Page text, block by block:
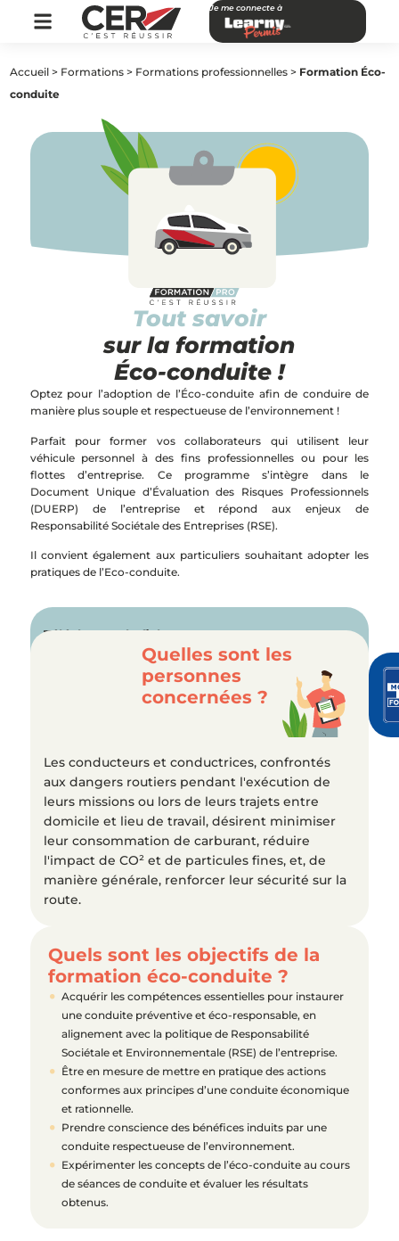
Je me connecte à
Accueil > Formations > Formations professionnelles > Formation Éco-
conduite
Tout savoir
sur la formation
Éco-conduite !
Optez pour l’adoption de l’Éco-conduite afin de conduire de
manière plus souple et respectueuse de l’environnement !
Parfait pour former vos collaborateurs qui utilisent leur
véhicule personnel à des fins professionnelles ou pour les
flottes d’entreprise. Ce programme s’intègre dans le
Document Unique d’Évaluation des Risques Professionnels
(DUERP) de l’entreprise et répond aux enjeux de
Responsabilité Sociétale des Entreprises (RSE).
Il convient également aux particuliers souhaitant adopter les
pratiques de l’Eco-conduite.
Télécharger la fiche
descriptive de la formation
ÉCO-CONDUITE
Quelles sont les
personnes
concernées ?
Les conducteurs et conductrices, confrontés
aux dangers routiers pendant l'exécution de
leurs missions ou lors de leurs trajets entre
domicile et lieu de travail, désirent minimiser
leur consommation de carburant, réduire
l'impact de CO² et de particules fines, et, de
manière générale, renforcer leur sécurité sur la
route.
Quels sont les objectifs de la
formation éco-conduite ?
Acquérir les compétences essentielles pour instaurer
une conduite préventive et éco-responsable, en
alignement avec la politique de Responsabilité
Sociétale et Environnementale (RSE) de l’entreprise.
Être en mesure de mettre en pratique des actions
conformes aux principes d’une conduite économique
et rationnelle.
Prendre conscience des bénéfices induits par une
conduite respectueuse de l’environnement.
Expérimenter les concepts de l’éco-conduite au cours
de séances de conduite et évaluer les résultats
obtenus.